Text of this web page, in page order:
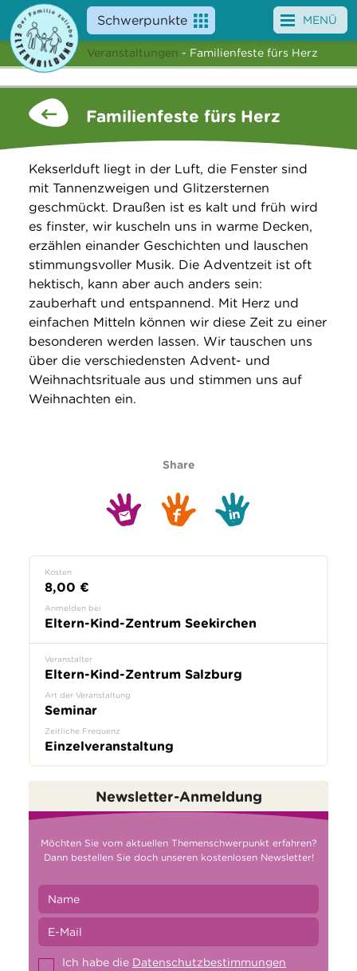
Schwerpunkte
Angebote
Veranstaltungen
Service
Über uns
Suche
MENÜ
Veranstaltungen - Familienfeste fürs Herz
Familienfeste fürs Herz
Kekserlduft liegt in der Luft, die Fenster sind
mit Tannenzweigen und Glitzersternen
geschmückt. Draußen ist es kalt und früh wird
es finster, wir kuscheln uns in warme Decken,
erzählen einander Geschichten und lauschen
stimmungsvoller Musik. Die Adventzeit ist oft
hektisch, kann aber auch anders sein:
zauberhaft und entspannend. Mit Herz und
einfachen Mitteln können wir diese Zeit zu einer
besonderen werden lassen. Wir tauschen uns
über die verschiedensten Advent- und
Weihnachtsrituale aus und stimmen uns auf
Weihnachten ein.
Share
Kosten
8,00 €
Anmelden bei
Eltern-Kind-Zentrum Seekirchen
Veranstalter
Eltern-Kind-Zentrum Salzburg
Art der Veranstaltung
Seminar
Zeitliche Frequenz
Einzelveranstaltung
Newsletter-Anmeldung
Möchten Sie vom aktuellen Themenschwerpunkt erfahren?
Dann bestellen Sie doch unseren kostenlosen Newsletter!
Ich habe die Datenschutzbestimmungen